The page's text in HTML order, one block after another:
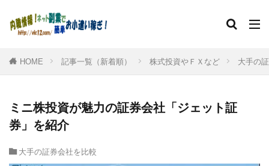
HOME 記事一覧（新着順） 株式投資やＦＸなど 大手の
ミニ株投資が魅力の証券会社「ジェット証
券」を紹介
大手の証券会社を比較